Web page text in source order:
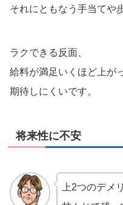
それにともなう手当てや
ラクできる反面、
給料が満足いくほど上が
期待しにくいです。
将来性に不安
上2つのデメ